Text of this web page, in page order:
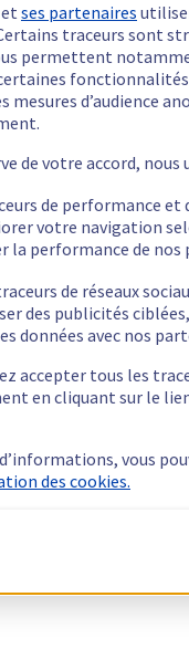
ses partenaires
traceurs sont
permettent
mesures d’audience
de votre accord,
de performance
votre navigation
la performance de nos
de réseaux
des publicités
données avec nos
accepter tous les
en cliquant sur le lien
vous
des cookies.